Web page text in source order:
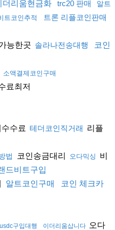
더리움현금화 trc20 판매
알트
트코인추적 트론 리플코인판매
능한곳 솔라나전송대행
코인
소액결제코인구매
료최저
수료 테더코인직거래 리플
법 코인송금대리 오다믹싱
비
드비트구입
알트코인구매
코인 체크카
usdc구입대행 이더리움삽니다 오다